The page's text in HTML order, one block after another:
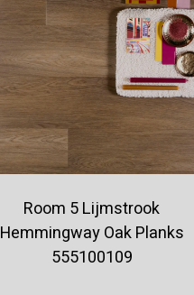
Room 5 Lijmstrook
Hemmingway Oak Planks
555100109